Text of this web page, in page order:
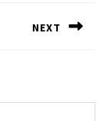
NEXT